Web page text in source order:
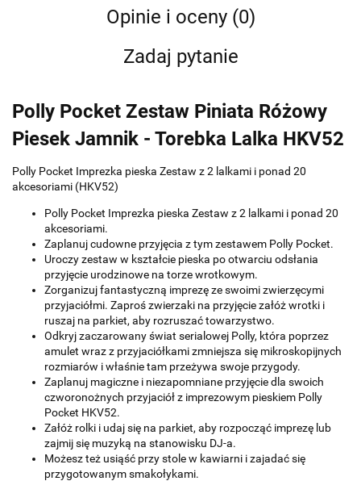
Opinie i oceny (0)
Zadaj pytanie
Polly Pocket Zestaw Piniata Różowy
Piesek Jamnik - Torebka Lalka HKV52
Polly Pocket Imprezka pieska Zestaw z 2 lalkami i ponad 20
akcesoriami (HKV52)
Polly Pocket Imprezka pieska Zestaw z 2 lalkami i ponad 20
akcesoriami.
Zaplanuj cudowne przyjęcia z tym zestawem Polly Pocket.
Uroczy zestaw w kształcie pieska po otwarciu odsłania
przyjęcie urodzinowe na torze wrotkowym.
Zorganizuj fantastyczną imprezę ze swoimi zwierzęcymi
przyjaciółmi. Zaproś zwierzaki na przyjęcie załóż wrotki i
ruszaj na parkiet, aby rozruszać towarzystwo.
Odkryj zaczarowany świat serialowej Polly, która poprzez
amulet wraz z przyjaciółkami zmniejsza się mikroskopijnych
rozmiarów i właśnie tam przeżywa swoje przygody.
Zaplanuj magiczne i niezapomniane przyjęcie dla swoich
czworonożnych przyjaciół z imprezowym pieskiem Polly
Pocket HKV52.
Załóż rolki i udaj się na parkiet, aby rozpocząć imprezę lub
zajmij się muzyką na stanowisku DJ-a.
Możesz też usiąść przy stole w kawiarni i zajadać się
przygotowanym smakołykami.